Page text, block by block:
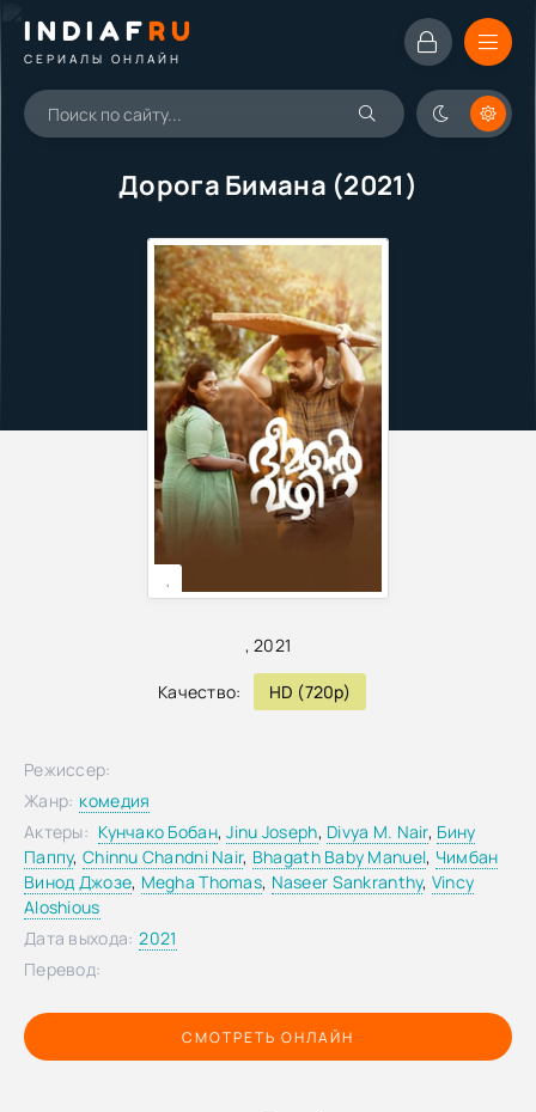
INDIAFRU
СЕРИАЛЫ ОНЛАЙН
Дорога Бимана (2021)
,2021
Качество: HD (720p)
,
СМОТРЕТЬ ОНЛАЙН
Режиссер:
Жанр: комедия
Актеры: Кунчако Бобан,Jinu Joseph, Divya M. Nair, Бину
Паппу, Chinnu Chandni Nair, Bhagath Baby Manuel, Чимбан
Винод Джозе, Megha Thomas, Naseer Sankranthy, Vincy
Aloshious
Дата выхода: 2021
Перевод: